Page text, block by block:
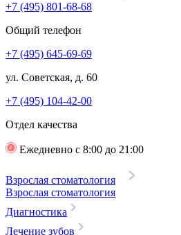
+7 (495) 801-68-68
Общий телефон
+7 (495) 645-69-69
ул. Советская, д. 60
+7 (495) 104-42-00
Отдел качества
Ежедневно с 8:00 до 21:00
Взрослая стоматология
Взрослая стоматология
Диагностика
Лечение зубов